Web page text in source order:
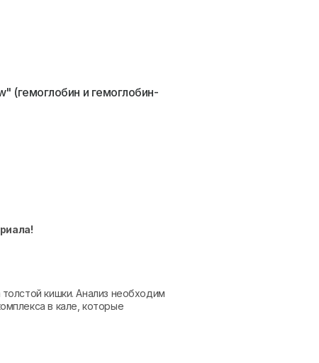
(гемоглобин и гемоглобин-
кишки. Анализ необходим
в кале, которые